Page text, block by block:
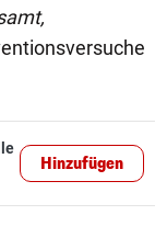
Hinzufügen